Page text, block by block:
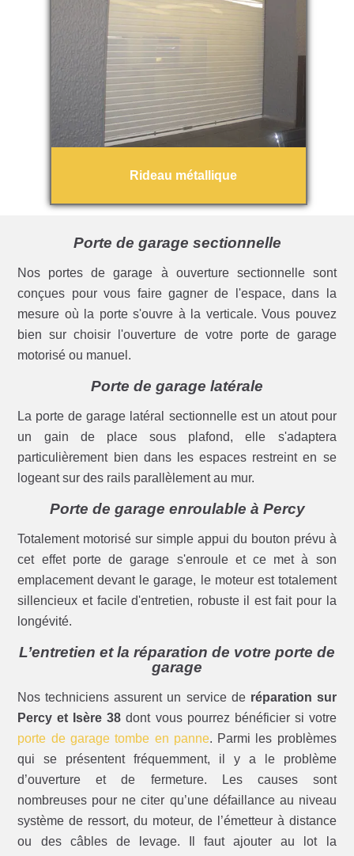
Rideau métallique
Porte de garage sectionnelle
Nos portes de garage à ouverture sectionnelle sont
conçues pour vous faire gagner de l'espace, dans la
mesure où la porte s'ouvre à la verticale. Vous pouvez
bien sur choisir l'ouverture de votre porte de garage
motorisé ou manuel.
Porte de garage latérale
La porte de garage latéral sectionnelle est un atout pour
un gain de place sous plafond, elle s'adaptera
particulièrement bien dans les espaces restreint en se
logeant sur des rails parallèlement au mur.
Porte de garage enroulable à Percy
Totalement motorisé sur simple appui du bouton prévu à
cet effet porte de garage s'enroule et ce met à son
emplacement devant le garage, le moteur est totalement
sillencieux et facile d'entretien, robuste il est fait pour la
longévité.
L’entretien et la réparation de votre porte de
garage
Nos techniciens assurent un service de réparation sur
Percy et Isère 38 dont vous pourrez bénéficier si votre
porte de garage tombe en panne. Parmi les problèmes
qui se présentent fréquemment, il y a le problème
d’ouverture et de fermeture. Les causes sont
nombreuses pour ne citer qu’une défaillance au niveau
système de ressort, du moteur, de l’émetteur à distance
ou des câbles de levage. Il faut ajouter au lot la